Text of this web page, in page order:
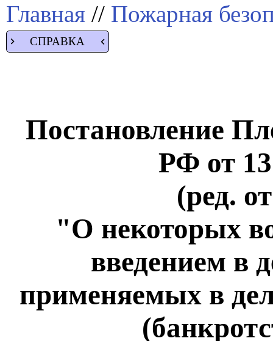
Главная // Пожарная
СПРАВКА
Постановление
РФ от
(ред.
"О некоторых
введением в
применяемых в